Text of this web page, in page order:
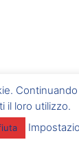
6 – Foligno
5 –
del Lavoro e
del
il loro utilizzo.